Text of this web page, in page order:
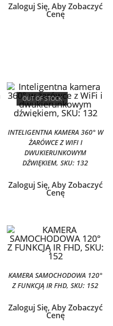
Zaloguj Się, Aby Zobaczyć
Cenę
OUT OF STOCK
INTELIGENTNA KAMERA 360° W
ŻARÓWCE Z WIFI I
DWUKIERUNKOWYM
DŹWIĘKIEM, SKU: 132
Zaloguj Się, Aby Zobaczyć
Cenę
KAMERA SAMOCHODOWA 120°
Z FUNKCJĄ IR FHD, SKU: 152
Zaloguj Się, Aby Zobaczyć
Cenę